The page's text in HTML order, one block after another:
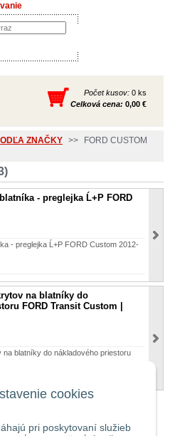
cookies
pri poskytovaní služieb
Počet kusov: 0 ks
Celková cena: 0,00 €
ZNAČKY >>
FORD CUSTOM
- preglejka Ĺ+P FORD
- preglejka Ĺ+P FORD Custom 2012-
na blatníky do
FORD Transit Custom |
blatníky do nákladového priestoru
republiky budú ku každej